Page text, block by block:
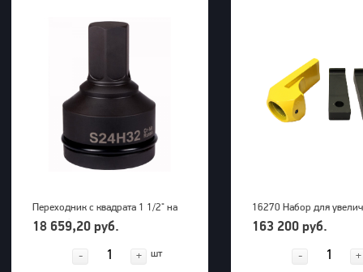
Переходник с квадрата 1 1/2" на
внешний шестигранник 32 мм
18 659,20 руб.
- + шт
16270 Набор для
радиуса снятия
163 200 руб.
- +